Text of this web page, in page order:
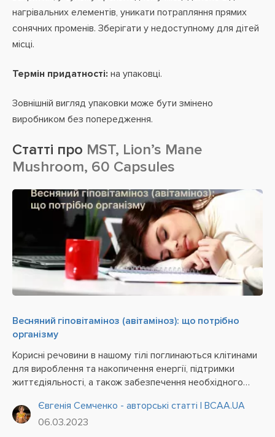
нагрівальних елементів, уникати потрапляння прямих
сонячних променів. Зберігати у недоступному для дітей
місці.
Термін придатності: на упаковці.
Зовнішній вигляд упаковки може бути змінено
виробником без попередження.
Статті про MST, Lion’s Mane
Mushroom, 60 Capsules
Весняний гіповітаміноз (авітаміноз): що потрібно
організму
Корисні речовини в нашому тілі поглинаються клітинами
для вироблення та накопичення енергії, підтримки
життєдіяльності, а також забезпечення необхідного
про вітаміни, у необхідності і важливості їхнього
стабільного...
Євгенія Семченко - авторські статті | BCAA.UA
06.03.2023